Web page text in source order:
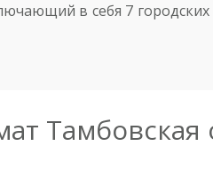
в себя 7
Тамбовская